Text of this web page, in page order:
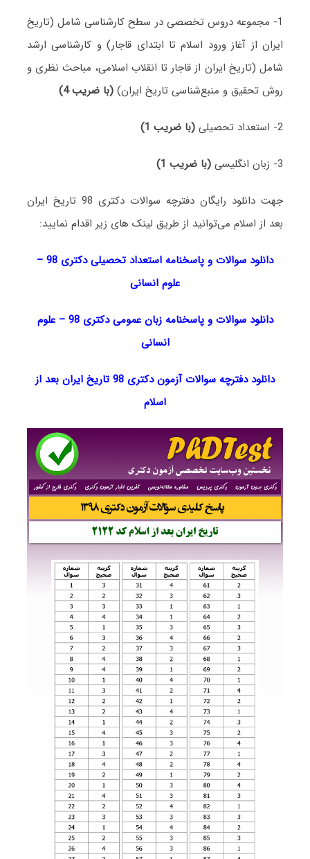
1- مجموعه دروس تخصصی در سطح کارشناسی شامل (تاریخ
ایران از آغاز ورود اسلام تا ابتدای قاجار) و کارشناسی ارشد
شامل (تاریخ ایران از قاجار تا انقلاب اسلامی، مباحث نظری و
روش تحقیق و منبع‌شناسی تاریخ ایران) (با ضریب 4)
2- استعداد تحصیلی (با ضریب 1)
3- زبان انگلیسی (با ضریب 1)
جهت دانلود رایگان دفترچه سوالات دکتری 98 تاریخ ایران
بعد از اسلام می‌توانید از طریق لینک های زیر اقدام نمایید:
دانلود سوالات و پاسخنامه استعداد تحصیلی دکتری 98
–
علوم انسانی
دانلود سوالات و پاسخنامه زبان عمومی دکتری 98 – علوم
انسانی
دانلود دفترچه سوالات آزمون دکتری 98 تاریخ ایران بعد از
اسلام